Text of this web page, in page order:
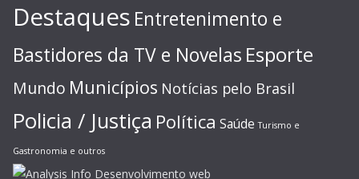
Destaques Entretenimento e
Bastidores da TV e Novelas Esporte
Mundo Municípios Notícias pelo Brasil
Policia / Justiça Política Saúde Turismo e
Gastronomia e outros